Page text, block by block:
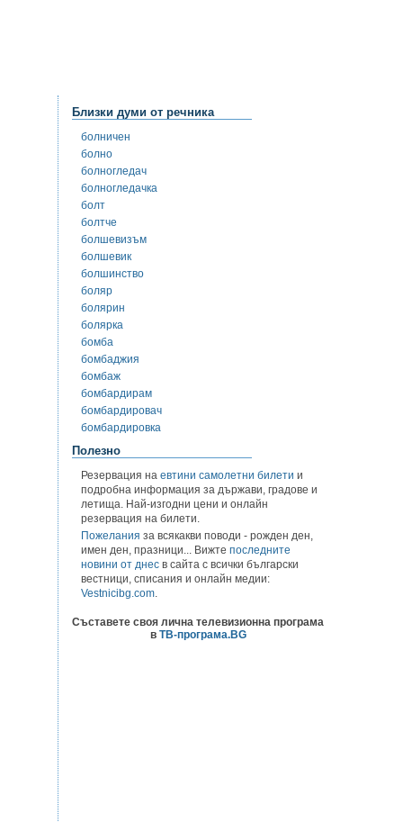
Близки думи от речника
болничен
болно
болногледач
болногледачка
болт
болтче
болшевизъм
болшевик
болшинство
боляр
болярин
болярка
бомба
бомбаджия
бомбаж
бомбардирам
бомбардировач
бомбардировка
Полезно
Резервация на евтини самолетни билети и
подробна информация за държави, градове и
летища. Най-изгодни цени и онлайн
резервация на билети.
Пожелания за всякакви поводи - рожден ден,
имен ден, празници... Вижте последните
новини от днес в сайта с всички български
вестници, списания и онлайн медии:
Vestnicibg.com.
Съставете своя лична телевизионна програма
в ТВ-програма.BG